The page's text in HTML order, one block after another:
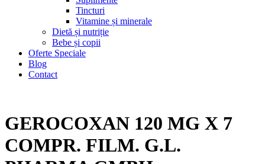
Tincturi
Vitamine și minerale
Dietă și nutriție
Bebe și copii
Oferte Speciale
Blog
Contact
GEROCOXAN 120 MG X 7
COMPR. FILM. G.L.